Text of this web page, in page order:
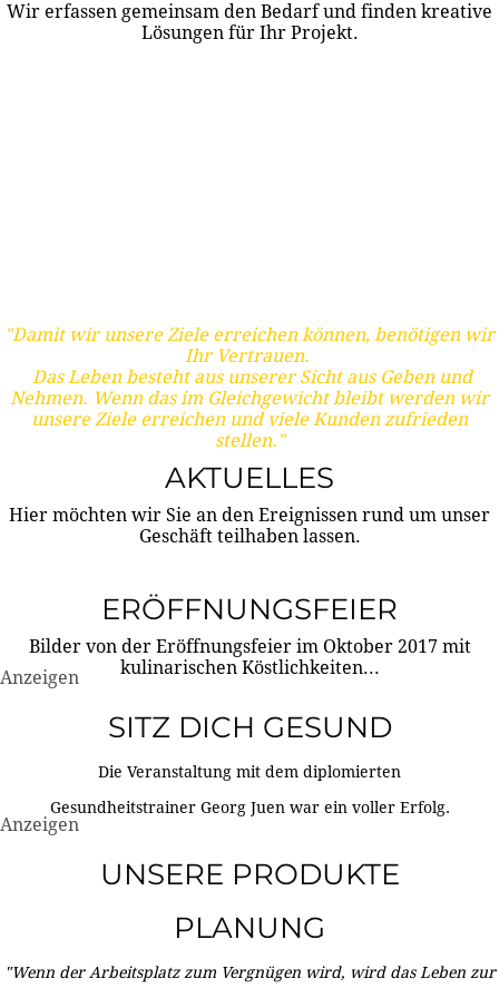
Wir erfassen gemeinsam den Bedarf und finden kreative
Lösungen für Ihr Projekt.
"Damit wir unsere Ziele erreichen können, benötigen wir
Ihr Vertrauen.
Das Leben besteht aus unserer Sicht aus Geben und
Nehmen. Wenn das im Gleichgewicht bleibt werden wir
unsere Ziele erreichen und viele Kunden zufrieden
stellen."
AKTUELLES
Hier möchten wir Sie an den Ereignissen rund um unser
Geschäft teilhaben lassen.
ERÖFFNUNGSFEIER
Bilder von der Eröffnungsfeier im Oktober 2017 mit
kulinarischen Köstlichkeiten...
Anzeigen
SITZ DICH GESUND
Die Veranstaltung mit dem diplomierten
Gesundheitstrainer Georg Juen war ein voller Erfolg.
Anzeigen
UNSERE PRODUKTE
PLANUNG
"Wenn der Arbeitsplatz zum Vergnügen wird, wird das Leben zur